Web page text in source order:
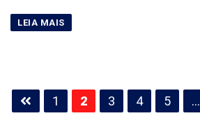
Paginação
de
1 2 3 4 5 …